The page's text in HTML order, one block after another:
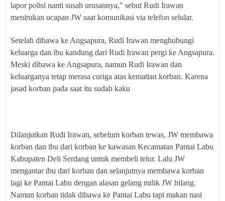
lapor polisi nanti susah urusannya," sebut Rudi Irawan
menirukan ucapan JW saat komunikasi via telefon selular.
Setelah dibawa ke Angsapura, Rudi Irawan menghubungi
keluarga dan ibu kandung dari Rudi Irawan pergi ke Angsapura.
Meski dibawa ke Angsapura, namun Rudi Irawan dan
keluarganya tetap merasa curiga atas kematian korban. Karena
jasad korban pada saat itu sudah kaku
Dilanjutkan Rudi Irawan, sebelum korban tewas, JW membawa
korban dan ibu dari korban ke kawasan Kecamatan Pantai Labu
Kabupaten Deli Serdang untuk membeli telur. Lalu JW
mengantar ibu dari korban dan selanjutnya membawa korban
lagi ke Pantai Labu dengan alasan gelang milik JW hilang.
Namun korban tidak dibawa ke Pantai Labu tapi makan nasi